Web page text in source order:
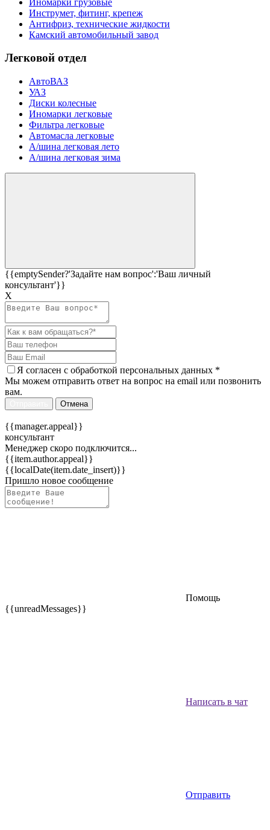
Инструмет, фитинг, крепеж
Антифриз, технические жидкости
Камский автомобильный завод
Легковой отдел
АвтоВАЗ
УАЗ
Диски колесные
Иномарки легковые
Фильтра легковые
Автомасла легковые
А/шина легковая лето
А/шина легковая зима
{{emptySender?'Задайте нам вопрос':'Ваш личный
консультант'}}
Х
Я согласен c обработкой персональных данных *
Мы можем отправить ответ на вопрос на email или позвонить
вам.
Отмена
{{manager.appeal}}
консультант
Менеджер скоро подключится...
{{item.author.appeal}}
{{localDate(item.date_insert)}}
Пришло новое сообщение
Помощь
{{unreadMessages}}
Написать в чат
Отправить